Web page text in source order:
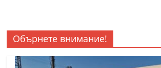
Обърнете внимание!